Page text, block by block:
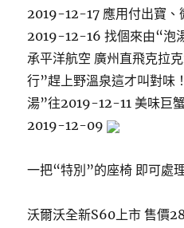
2019-12-17 應用付出寶、
2019-12-16 找個來由“泡
承平洋航空 廣州直飛克拉
行”趕上野溫泉這才叫對
湯”往2019-12-11 美味巨
2019-12-09
一把“特別”的座椅 即可處
沃爾沃全新S60上市 售價